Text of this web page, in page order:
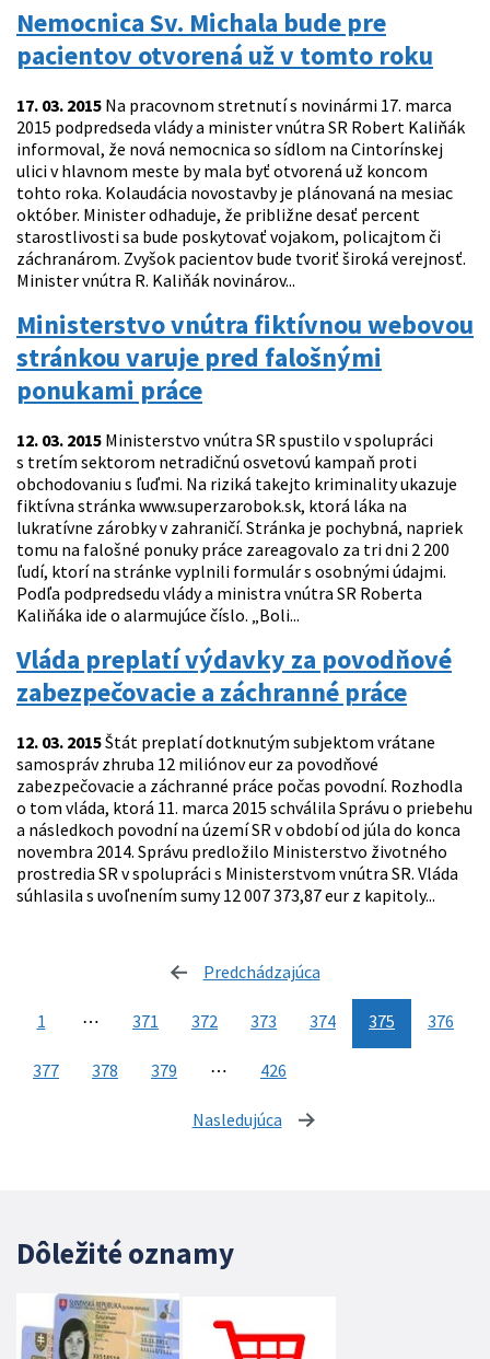
Nemocnica Sv. Michala bude pre
pacientov otvorená už v tomto roku
17. 03. 2015 Na pracovnom stretnutí s novinármi 17. marca
2015 podpredseda vlády a minister vnútra SR Robert Kaliňák
informoval, že nová nemocnica so sídlom na Cintorínskej
ulici v hlavnom meste by mala byť otvorená už koncom
tohto roka. Kolaudácia novostavby je plánovaná na mesiac
október. Minister odhaduje, že približne desať percent
starostlivosti sa bude poskytovať vojakom, policajtom či
záchranárom. Zvyšok pacientov bude tvoriť široká verejnosť.
Minister vnútra R. Kaliňák novinárov...
Ministerstvo vnútra fiktívnou webovou
stránkou varuje pred falošnými
ponukami práce
12. 03. 2015 Ministerstvo vnútra SR spustilo v spolupráci
s tretím sektorom netradičnú osvetovú kampaň proti
obchodovaniu s ľuďmi. Na riziká takejto kriminality ukazuje
fiktívna stránka www.superzarobok.sk, ktorá láka na
lukratívne zárobky v zahraničí. Stránka je pochybná, napriek
tomu na falošné ponuky práce zareagovalo za tri dni 2 200
ľudí, ktorí na stránke vyplnili formulár s osobnými údajmi.
Podľa podpredsedu vlády a ministra vnútra SR Roberta
Kaliňáka ide o alarmujúce číslo. „Boli...
Vláda preplatí výdavky za povodňové
zabezpečovacie a záchranné práce
12. 03. 2015Štát preplatí dotknutým subjektom vrátane
samospráv zhruba 12 miliónov eur za povodňové
zabezpečovacie a záchranné práce počas povodní. Rozhodla
o tom vláda, ktorá 11. marca 2015 schválila Správu o priebehu
a následkoch povodní na území SR v období od júla do konca
novembra 2014. Správu predložilo Ministerstvo životného
prostredia SR v spolupráci s Ministerstvom vnútra SR. Vláda
súhlasila s uvoľnením sumy 12 007 373,87 eur z kapitoly...
Predchádzajúca
1 ⋯ 371 372 373 374 375 376
377 378 379 ⋯ 426
Nasledujúca stránka
Dôležité oznamy